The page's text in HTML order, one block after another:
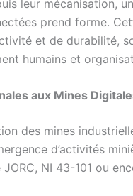
leur mécanisation,
prend forme.
et de durabilité,
humains et
aux Mines
des mines
d’activités
NI 43-101 ou